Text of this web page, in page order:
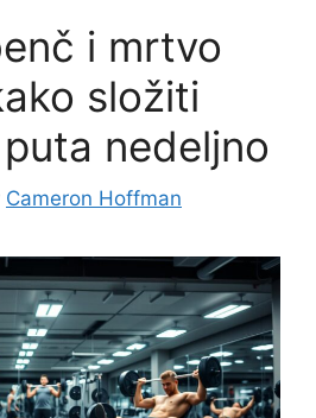
i mrtvo
složiti
nedeljno
Cameron Hoffman